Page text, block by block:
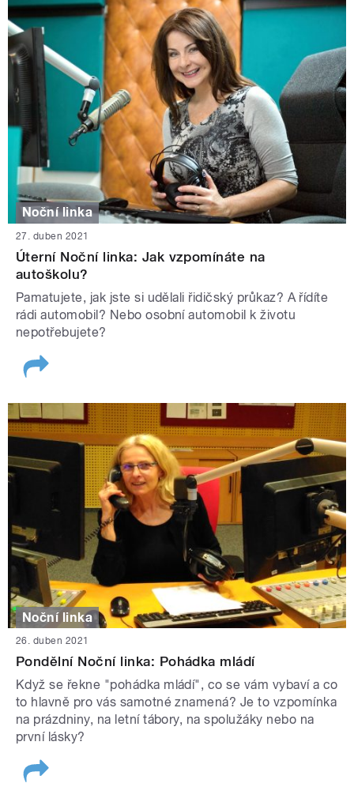
Noční linka
27. duben 2021
Úterní Noční linka: Jak vzpomínáte na
autoškolu?
Pamatujete, jak jste si udělali řidičský průkaz? A řídíte
rádi automobil? Nebo osobní automobil k životu
nepotřebujete?
Noční linka
26. duben 2021
Pondělní Noční linka: Pohádka mládí
Když se řekne "pohádka mládí", co se vám vybaví a co
to hlavně pro vás samotné znamená? Je to vzpomínka
na prázdniny, na letní tábory, na spolužáky nebo na
první lásky?